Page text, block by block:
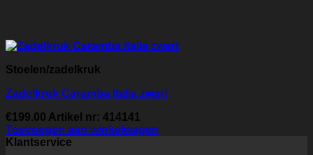
Stoelen/zadelkruk
Zadelkruk Caramba Italia zwart
€199.00 Artikel nr: 414141
Toevoegen aan winkelwagen
Klantservice